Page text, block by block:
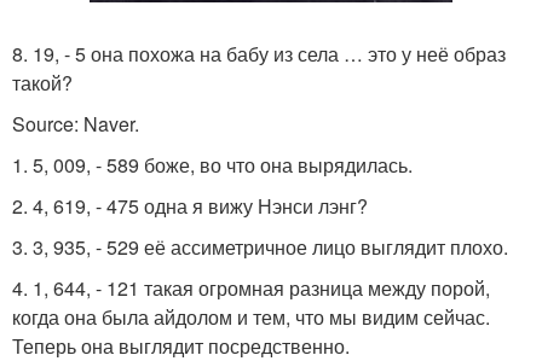
8. 19, - 5 она похожа на бабу из села … это у неё образ
такой?
Source: Naver.
1. 5, 009, - 589 боже, во что она вырядилась.
2. 4, 619, - 475 одна я вижу Нэнси лэнг?
3. 3, 935, - 529 её ассиметричное лицо выглядит плохо.
4. 1, 644, - 121 такая огромная разница между порой,
когда она была айдолом и тем, что мы видим сейчас.
Теперь она выглядит посредственно.